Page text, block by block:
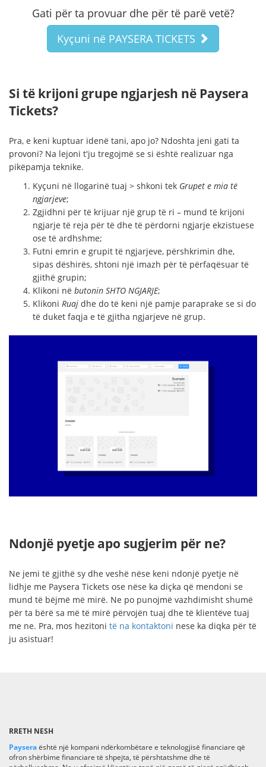
Gati për ta provuar dhe për të parë vetë?
Kyçuni në PAYSERA TICKETS
Si të krijoni grupe ngjarjesh në Paysera
Tickets?
Pra, e keni kuptuar idenë tani, apo jo? Ndoshta jeni gati ta
provoni? Na lejoni t'ju tregojmë se si është realizuar nga
pikëpamja teknike.
Kyçuni në llogarinë tuaj > shkoni tek Grupet e mia të
ngjarjeve;
Zgjidhni për të krijuar një grup të ri – mund të krijoni
ngjarje të reja për të dhe të përdorni ngjarje ekzistuese
ose të ardhshme;
Futni emrin e grupit të ngjarjeve, përshkrimin dhe,
sipas dëshirës, shtoni një imazh për të përfaqësuar të
gjithë grupin;
Klikoni në butonin SHTO NGJARJE;
Klikoni Ruaj dhe do të keni një pamje paraprake se si do
të duket faqja e të gjitha ngjarjeve në grup.
Ndonjë pyetje apo sugjerim për ne?
Ne jemi të gjithë sy dhe veshë nëse keni ndonjë pyetje në
lidhje me Paysera Tickets ose nëse ka diçka që mendoni se
mund të bëjmë më mirë. Ne po punojmë vazhdimisht shumë
për ta bërë sa më të mirë përvojën tuaj dhe të klientëve tuaj
me ne. Pra, mos hezitoni të na kontaktoni nese ka diqka për të
ju asistuar!
RRETH NESH
Payseraështë një kompani ndërkombëtare e teknologjisë financiare që
ofron shërbime financiare të shpejta, të përshtatshme dhe të